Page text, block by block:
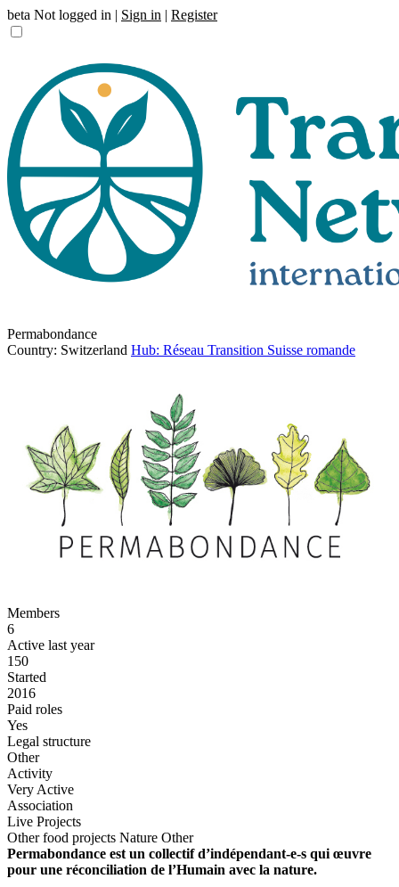
beta Not logged in | Sign in | Register
Permabondance
Country: Switzerland Hub: Réseau Transition Suisse romande
Members
6
Active last year
150
Started
2016
Paid roles
Yes
Legal structure
Other
Activity
Very Active
Association
Live Projects
Other food projects Nature Other
Permabondance est un collectif d’indépendant-e-s qui œuvre
pour une réconciliation de l’Humain avec la nature.